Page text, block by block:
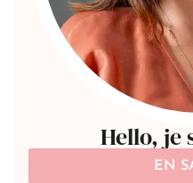
Hello, je
EN